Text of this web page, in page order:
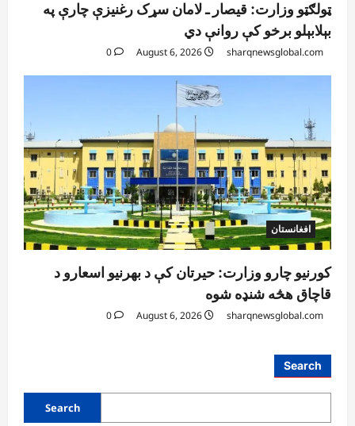
ټولګټو وزارت: قیصار ـ لامان سړک رغنیزې چارې په
بېلابېلو برخو کې روانې دي
sharqnewsglobal.com
0
افغانستان
کورنیو چارو وزارت: حیرتان کې د بهرنیو اسعارو د
قاچاق هڅه شنډه شوه
sharqnewsglobal.com
0
Search
Search